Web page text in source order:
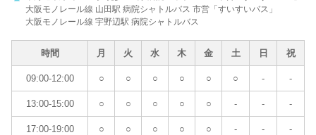
大阪モノレール線 山田駅 病院シャトルバス 市営「すいすいバス」
大阪モノレール線 宇野辺駅 病院シャトルバス
時間 月 火 水 木 金 土 日 祝
09:00-12:00 ○ ○ ○ ○ ○ ○ - -
13:00-15:00 ○ ○ ○ ○ ○ - - -
17:00-19:00 ○ ○ ○ ○ ○ - - -